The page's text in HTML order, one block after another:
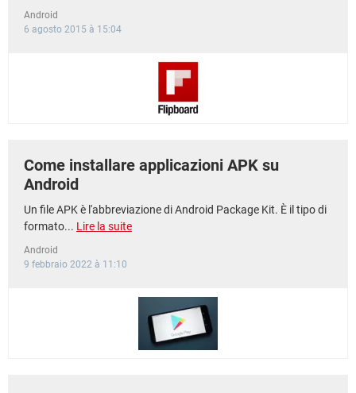
Android
6 agosto 2015 à 15:04
Come installare applicazioni APK su
Android
Un file APK è l'abbreviazione di Android Package Kit. È il tipo di
formato... Lire la suite
Android
9 febbraio 2022 à 11:10